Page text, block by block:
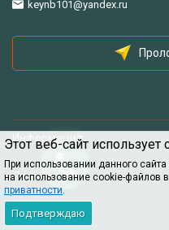
Этот веб-сайт
При использовании данного
на использование cookie-файлов
приватности.
Подтверждаю
keynb101@yandex.ru
Информация
Помощь
Информация